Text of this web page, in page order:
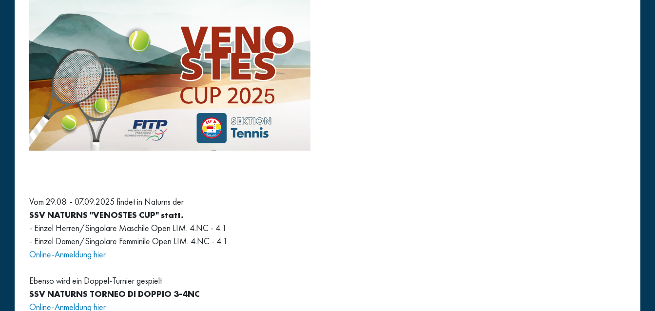
Vom 29.08. - 07.09.2025 findet in Naturns der
SSV NATURNS "VENOSTES CUP" statt.
- Einzel Herren/Singolare Maschile Open LIM. 4.NC - 4.1
- Einzel Damen/Singolare Femminile Open LIM. 4.NC - 4.1
Online-Anmeldung hier
Ebenso wird ein Doppel-Turnier gespielt
SSV NATURNS TORNEO DI DOPPIO 3-4NC
Online-Anmeldung hier